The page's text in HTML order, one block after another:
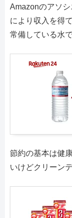
Amazonのアソ
により収入を得
常備している水
節約の基本は健
いけどクリーン